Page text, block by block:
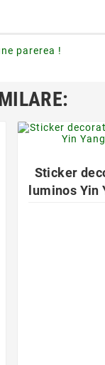
parerea !
Sticker
luminos Yin